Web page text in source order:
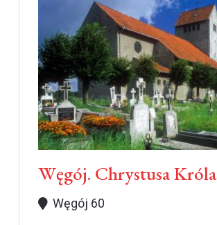
Węgój. Chrystusa Króla
Węgój 60